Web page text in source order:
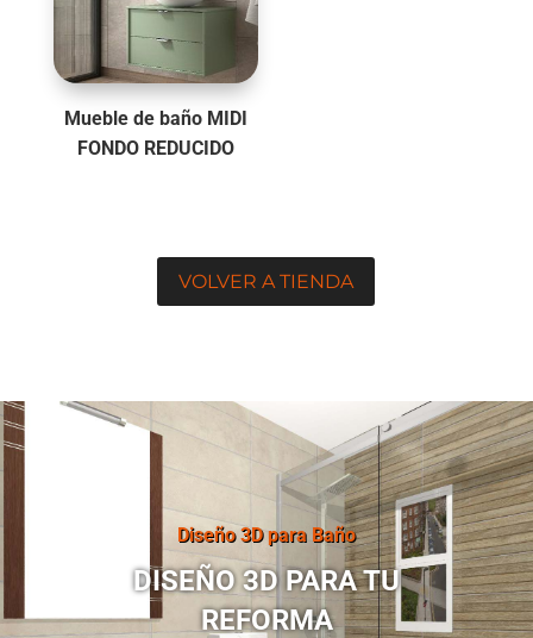
Mueble de baño MIDI
FONDO REDUCIDO
VOLVER A TIENDA
Diseño 3D para Baño
DISEÑO 3D PARA TU
REFORMA